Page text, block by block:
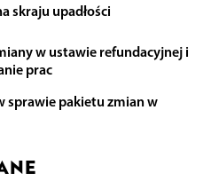
skraju upadłości
w ustawie refundacyjnej i
prac
sprawie pakietu zmian w